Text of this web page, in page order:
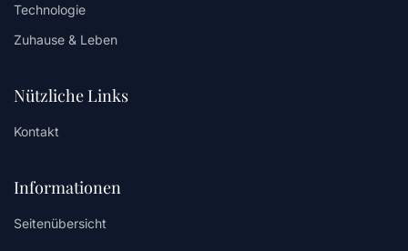
Technologie
Zuhause & Leben
Nützliche Links
Kontakt
Informationen
Seitenübersicht